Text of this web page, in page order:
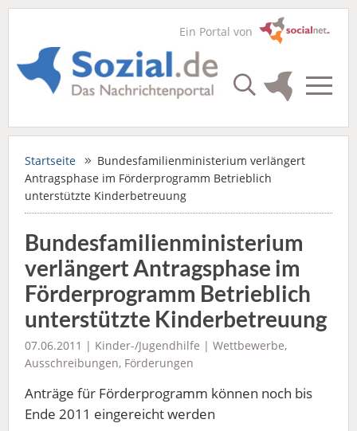
Ein Portal von
Startseite
Bundesfamilienministerium verlängert
Antragsphase im Förderprogramm Betrieblich
unterstützte Kinderbetreuung
Bundesfamilienministerium
verlängert Antragsphase im
Förderprogramm Betrieblich
unterstützte Kinderbetreuung
07.06.2011 | Kinder-/Jugendhilfe | Wettbewerbe,
Ausschreibungen, Förderungen
Anträge für Förderprogramm können noch bis
Ende 2011 eingereicht werden